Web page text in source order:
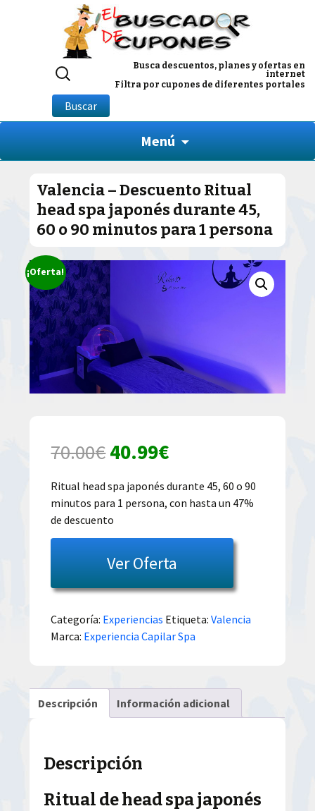
Busca descuentos, planes y ofertas en
internet
Filtra por cupones de diferentes portales
Buscar
por:
Buscar
Menú
Valencia – Descuento Ritual
head spa japonés durante 45,
60 o 90 minutos para 1 persona
¡Oferta!
70.00€El
precio
original
era:
70.00€.
40.99€El
precio
actual
es:
40.99€.
Ritual head spa japonés durante 45, 60 o 90
minutos para 1 persona, con hasta un 47%
de descuento
Ver Oferta
Categoría: Experiencias Etiqueta:Valencia
Marca: Experiencia Capilar Spa
Descripción Información adicional
Descripción
Ritual de head spa japonés